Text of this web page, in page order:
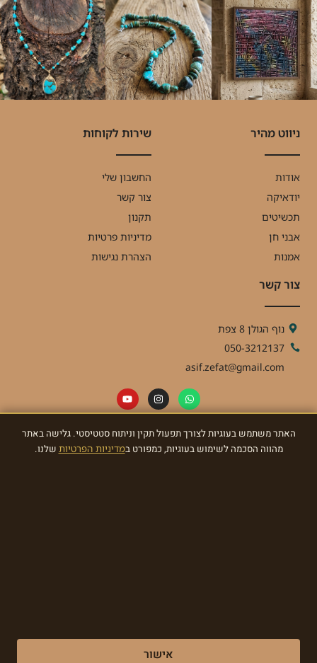
האתר משתמש בעוגיות לצורך תפעול תקין וניתוח סטטיסטי. גלישה באתר
מהווה הסכמה לשימוש בעוגיות, כמפורט במדיניות הפרטיותשלנו.
אישור
ניווט מהיר
אודות
יודאיקה
תכשיטים
אבני חן
אמנות
שירות לקוחות
החשבון שלי
צור קשר
תקנון
מדיניות פרטיות
הצהרת נגישות
צור קשר
נוף הגולן 8 צפת
050-3212137
asif.zefat@gmail.com
ניוזלטר